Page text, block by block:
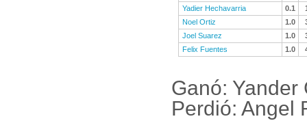
Yadier Hechavarria
0.1
Noel Ortiz
1.0
Joel Suarez
1.0
Felix Fuentes
1.0
Ganó: Yander
Perdió: Angel